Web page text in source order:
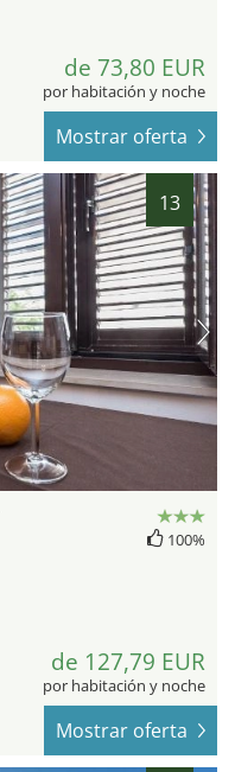
de 73,80 EUR
por habitación y noche
Mostrar oferta
13
100%
de 127,79 EUR
por habitación y noche
Mostrar oferta